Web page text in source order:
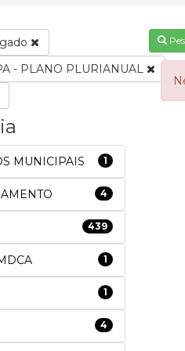
- PLANO PLURIANUAL
MUNICIPAIS 1
4
439
1
1
4